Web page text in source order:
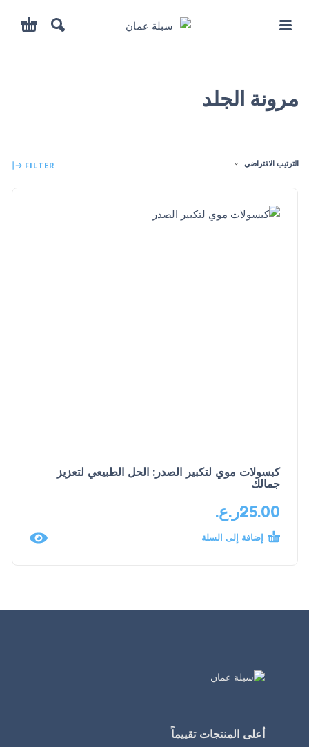
مرونة الجلد
الترتيب الافتراضي FILTER
كبسولات موي لتكبير الصدر: الحل الطبيعي لتعزيز
جمالك
25.00ر.ع.
إضافة إلى السلة
أعلى المنتجات تقييماً